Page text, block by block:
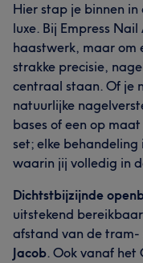
Hier stap je binnen
luxe. Bij Empress
haastwerk, maar om
strakke precisie,
centraal staan. Of je
natuurlijke
bases of een op
set; elke
waarin jij volledig in
Dichtstbijzijnde
uitstekend
afstand van de tram-
Jacob. Ook vanaf het